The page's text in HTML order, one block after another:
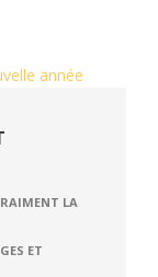
année
LA
ET